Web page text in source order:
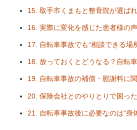
15. 取手市くまもと整骨院が選ば
16. 実際に変化を感じた患者様の声
17. 自転車事故でも“相談できる場
18. 放っておくとどうなる？自転
19. 自転車事故の補償・慰謝料に
20. 保険会社とのやりとりで困っ
21. 自転車事故後に必要なのは“身